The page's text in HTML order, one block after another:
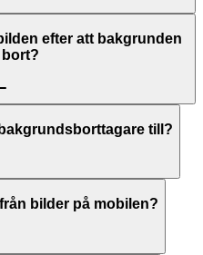
efter att bakgrunden
till?
bilder på mobilen?